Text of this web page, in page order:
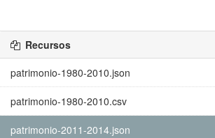
Recursos
patrimonio-1980-2010.json
patrimonio-1980-2010.csv
patrimonio-2011-2014.json